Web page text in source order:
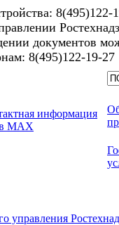
документов
8(495)122-19-27​
управления